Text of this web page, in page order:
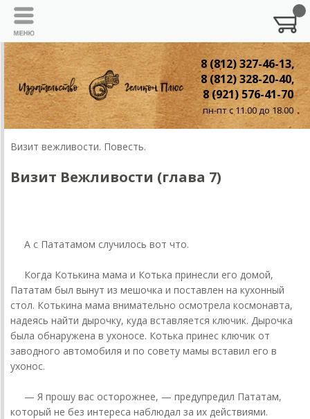
8 (812) 327-46-13,
8 (812) 328-20-40,
8 (921) 576-41-70
пн-пт с 11.00 до 18.00
Визит вежливости. Повесть.
Визит Вежливости (глава 7)
А с Пататамом случилось вот что.
Когда Котькина мама и Котька принесли его домой,
Пататам был вынут из мешочка и поставлен на кухонный
стол. Котькина мама внимательно осмотрела космонавта,
надеясь найти дырочку, куда вставляется ключик. Дырочка
была обнаружена в ухоносе. Котька принес ключик от
заводного автомобиля и по совету мамы вставил его в
ухонос.
— Я прошу вас осторожнее, — предупредил Пататам,
который не без интереса наблюдал за их действиями.